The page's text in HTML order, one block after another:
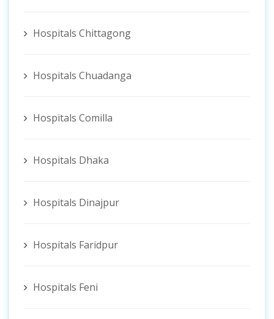
Hospitals Chittagong
Hospitals Chuadanga
Hospitals Comilla
Hospitals Dhaka
Hospitals Dinajpur
Hospitals Faridpur
Hospitals Feni